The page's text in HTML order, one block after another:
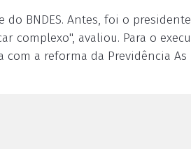
BNDES. Antes, foi o
complexo", avaliou. Para o
com a reforma da Previdência